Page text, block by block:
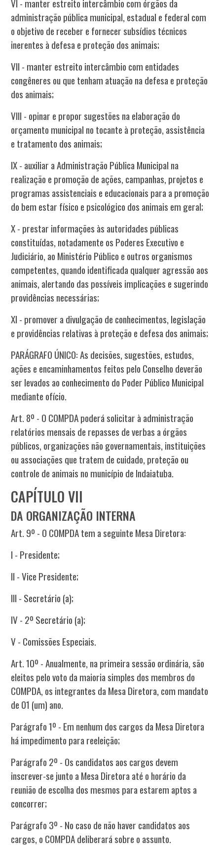
VI - manter estreito intercâmbio com órgãos da
administração pública municipal, estadual e federal com
o objetivo de receber e fornecer subsídios técnicos
inerentes à defesa e proteção dos animais;
VII - manter estreito intercâmbio com entidades
congêneres ou que tenham atuação na defesa e proteção
dos animais;
VIII - opinar e propor sugestões na elaboração do
orçamento municipal no tocante à proteção, assistência
e tratamento dos animais;
IX - auxiliar a Administração Pública Municipal na
realização e promoção de ações, campanhas, projetos e
programas assistenciais e educacionais para a promoção
do bem estar físico e psicológico dos animais em geral;
X - prestar informações às autoridades públicas
constituídas, notadamente os Poderes Executivo e
Judiciário, ao Ministério Público e outros organismos
competentes, quando identificada qualquer agressão aos
animais, alertando das possíveis implicações e sugerindo
providências necessárias;
XI - promover a divulgação de conhecimentos, legislação
e providências relativas à proteção e defesa dos animais;
PARÁGRAFO ÚNICO: As decisões, sugestões, estudos,
ações e encaminhamentos feitos pelo Conselho deverão
ser levados ao conhecimento do Poder Público Municipal
mediante ofício.
Art. 8º - O COMPDA poderá solicitar à administração
relatórios mensais de repasses de verbas a órgãos
públicos, organizações não governamentais, instituições
ou associações que tratem de cuidado, proteção ou
controle de animais no município de Indaiatuba.
CAPÍTULO VII
DA ORGANIZAÇÃO INTERNA
Art. 9º - O COMPDA tem a seguinte Mesa Diretora:
I - Presidente;
II - Vice Presidente;
III - Secretário (a);
IV - 2º Secretário (a);
V - Comissões Especiais.
Art. 10º - Anualmente, na primeira sessão ordinária, são
eleitos pelo voto da maioria simples dos membros do
COMPDA, os integrantes da Mesa Diretora, com mandato
de 01 (um) ano.
Parágrafo 1º - Em nenhum dos cargos da Mesa Diretora
há impedimento para reeleição;
Parágrafo 2º - Os candidatos aos cargos devem
inscrever-se junto a Mesa Diretora até o horário da
reunião de escolha dos mesmos para estarem aptos a
concorrer;
Parágrafo 3º - No caso de não haver candidatos aos
cargos, o COMPDA deliberará sobre o assunto.